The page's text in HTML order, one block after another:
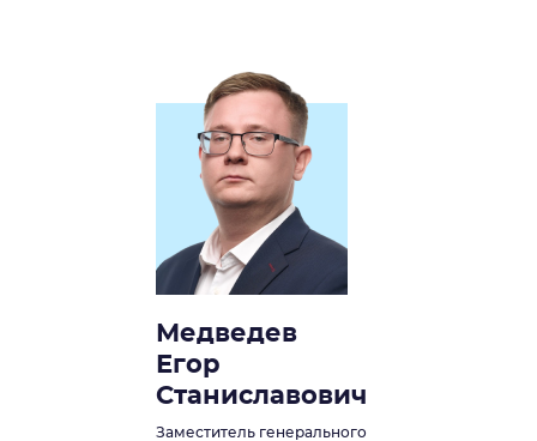
Медведев
Егор
Станиславович
Заместитель генерального